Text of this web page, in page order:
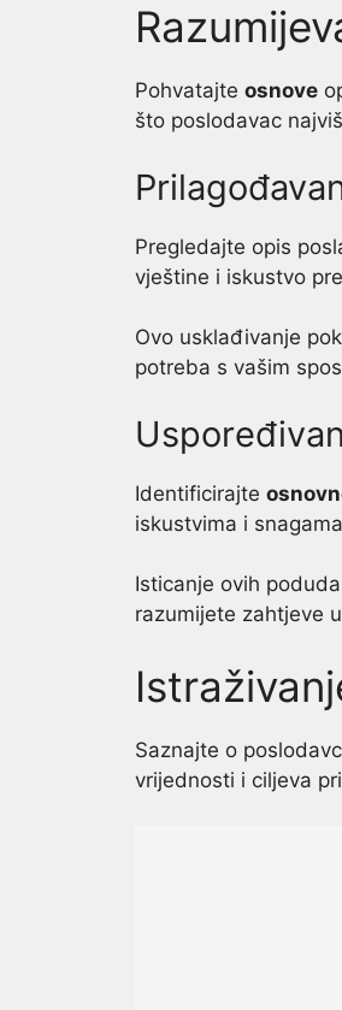
Pohvatajte osnove
što poslodavac
Pregledajte opis
vještine i iskustvo
Ovo usklađivanje
potreba s vašim
Identificirajte
iskustvima i
Isticanje ovih
razumijete zahtjeve
Saznajte o
vrijednosti i ciljeva